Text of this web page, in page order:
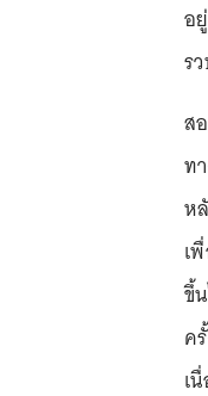
อ
ร
ส
ท
ห
เ
ขึ้
ค
เ